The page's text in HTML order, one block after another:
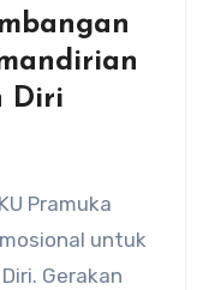
Diri
Pramuka
untuk
Gerakan